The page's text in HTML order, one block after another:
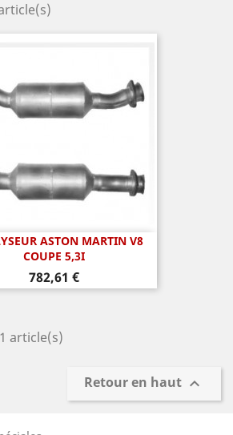
ASTON MARTIN V8
COUPE 5,3I
Prix
782,61 €
article(s)
Retour en haut 